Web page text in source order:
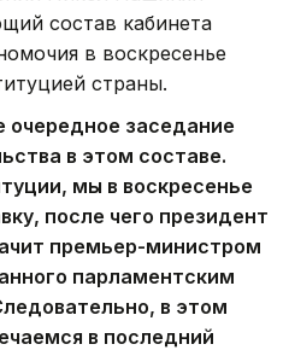
состав кабинета
в воскресенье
страны.
заседание
в этом составе.
мы в воскресенье
после чего президент
премьер-министром
парламентским
в этом
в последний